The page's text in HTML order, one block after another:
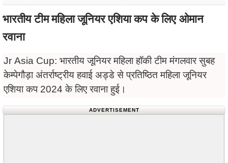
भारतीय टीम महिला जूनियर एशिया कप के लिए ओमान
रवाना
Jr Asia Cup: भारतीय जूनियर महिला हॉकी टीम मंगलवार सुबह
केम्पेगौड़ा अंतर्राष्ट्रीय हवाई अड्डे से प्रतिष्ठित महिला जूनियर
एशिया कप 2024 के लिए रवाना हुई।
ADVERTISEMENT